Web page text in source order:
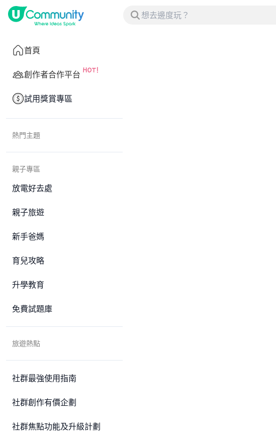
首頁
創作者合作平台
試用獎賞專區
熱門主題
親子專區
放電好去處
親子旅遊
新手爸媽
育兒攻略
升學教育
免費試題庫
旅遊熱點
社群最強使用指南
社群創作有價企劃
社群焦點功能及升級計劃